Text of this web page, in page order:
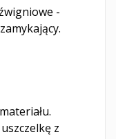
-
z